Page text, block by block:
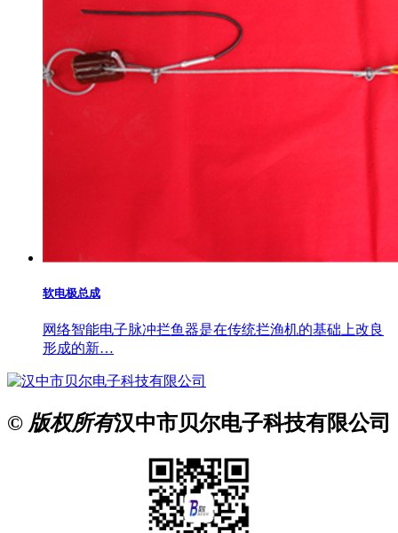
软电极总成
网络智能电子脉冲拦鱼器是在传统拦渔机的基础上改良
形成的新…
© 版权所有汉中市贝尔电子科技有限公司